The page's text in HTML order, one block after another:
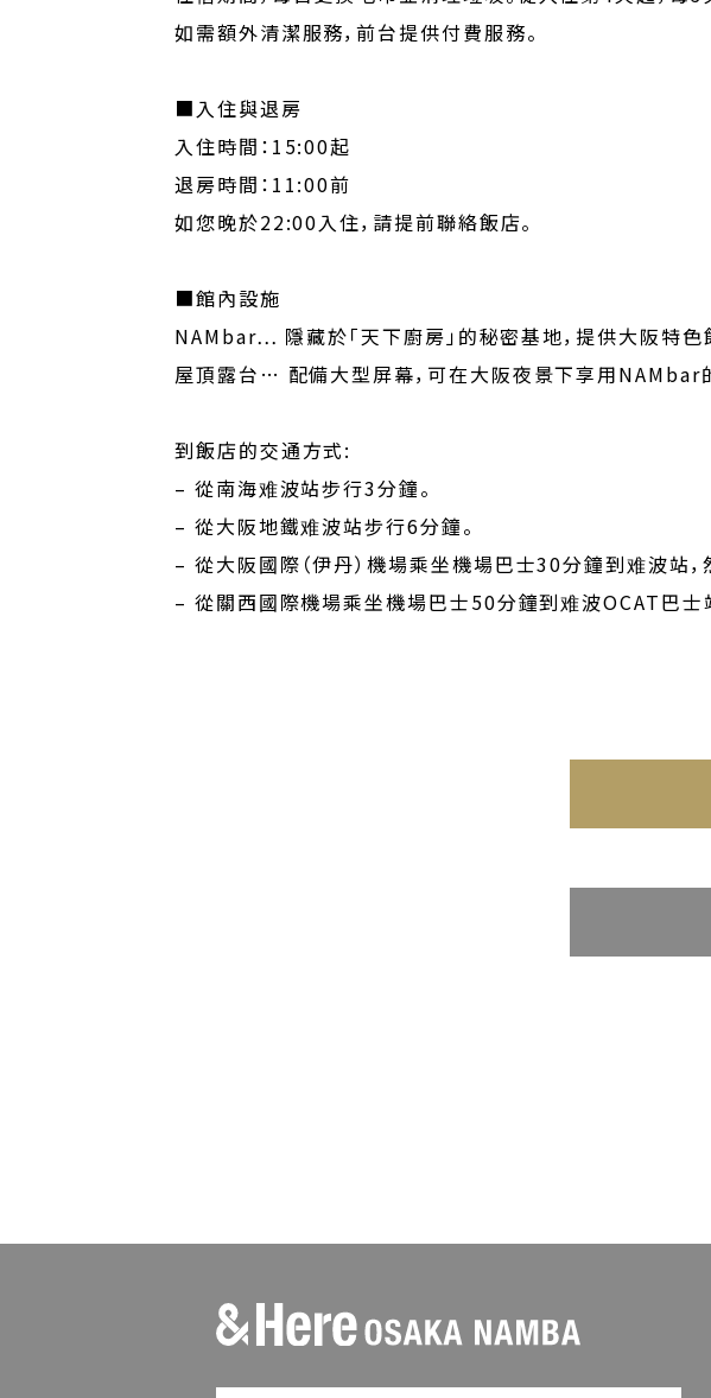
如需額外清潔服務，前台提供付費服務。
■入住與退房
入住時間：15:00起
退房時間：11:00前
如您晚於22:00入住，請提前聯絡飯店。
■館內設施
NAMbar… 隱藏於「天下廚房」的秘密基地，提供大阪特色
屋頂露台… 配備大型屏幕，可在大阪夜景下享用NAMbar
到飯店的交通方式:
– 從南海难波站步行3分鐘。
– 從大阪地鐵难波站步行6分鐘。
– 從大阪國際（伊丹）機場乘坐機場巴士30分鐘到难波站，
– 從關西國際機場乘坐機場巴士50分鐘到难波OCAT巴士